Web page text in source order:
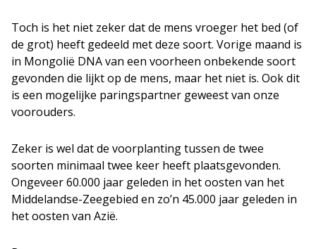
Toch is het niet zeker dat de mens vroeger het bed (of
de grot) heeft gedeeld met deze soort. Vorige maand is
in Mongolië DNA van een voorheen onbekende soort
gevonden die lijkt op de mens, maar het niet is. Ook dit
is een mogelijke paringspartner geweest van onze
voorouders.
Zeker is wel dat de voorplanting tussen de twee
soorten minimaal twee keer heeft plaatsgevonden.
Ongeveer 60.000 jaar geleden in het oosten van het
Middelandse-Zeegebied en zo’n 45.000 jaar geleden in
het oosten van Azië.